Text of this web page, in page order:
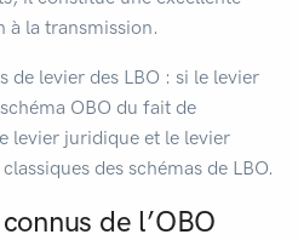
à la transmission.
de levier des LBO : si le levier
OBO du fait de
levier juridique et le levier
des schémas de LBO.
de l’OBO